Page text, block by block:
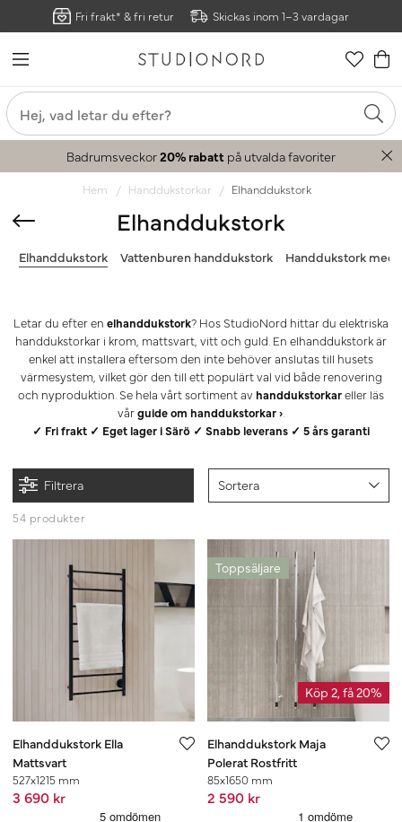
Fri frakt* & fri retur Skickas inom 1–3 vardagar
Badrumsveckor20% rabatt på utvalda favoriter
Hem Handdukstorkar Elhanddukstork
Elhanddukstork
Elhanddukstork Vattenburen handdukstork Handdukstork med
Letar du efter en elhanddukstork? Hos StudioNord hittar du elektriska
handdukstorkar i krom, mattsvart, vitt och guld. En elhanddukstork är
enkel att installera eftersom den inte behöver anslutas till husets
värmesystem, vilket gör den till ett populärt val vid både renovering
och nyproduktion. Se hela vårt sortiment av handdukstorkareller läs
vårguide om handdukstorkar ›
✓ Fri frakt ✓ Eget lager i Särö ✓ Snabb leverans ✓ 5 års garanti
Filtrera Sortera
54 produkter
Elhanddukstork Ella
Mattsvart
527x1215 mm
3 690 kr
Toppsäljare
Köp 2, få 20%
Elhanddukstork Maja
Polerat Rostfritt
85x1650 mm
2 590 kr